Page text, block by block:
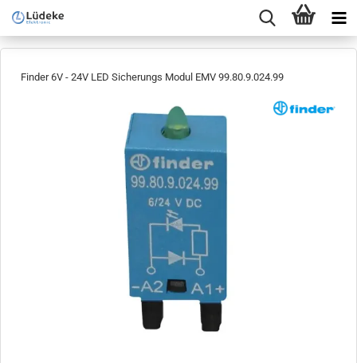
Finder 6V - 24V LED Sicherungs Modul EMV 99.80.9.024.99